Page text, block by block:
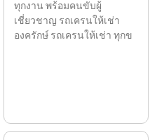
ทุกงาน พร้อมคนขับผู้
เชี่ยวชาญ รถเครนให้เช่า
องครักษ์ รถเครนให้เช่า ทุกข